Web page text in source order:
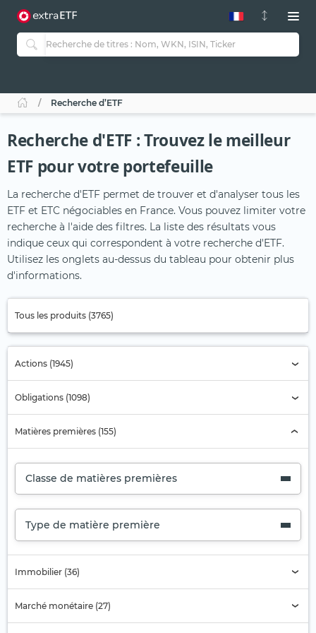
Recherche d’ETF
Recherche d'ETF : Trouvez le meilleur
ETF pour votre portefeuille
La recherche d'ETF permet de trouver et d'analyser tous les
ETF et ETC négociables en France. Vous pouvez limiter votre
recherche à l'aide des filtres. La liste des résultats vous
indique ceux qui correspondent à votre recherche d'ETF.
Utilisez les onglets au-dessus du tableau pour obtenir plus
d'informations.
Tous les produits (3765)
Actions (1945)
Obligations (1098)
Matières premières (155)
Classe de matières premières
Type de matière première
Immobilier (36)
Marché monétaire (27)